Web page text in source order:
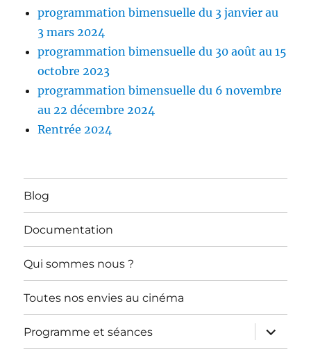
programmation bimensuelle du 3 janvier au
3 mars 2024
programmation bimensuelle du 30 août au 15
octobre 2023
programmation bimensuelle du 6 novembre
au 22 décembre 2024
Rentrée 2024
Blog
Documentation
Qui sommes nous ?
Toutes nos envies au cinéma
Programme et séances
ouvrir
le